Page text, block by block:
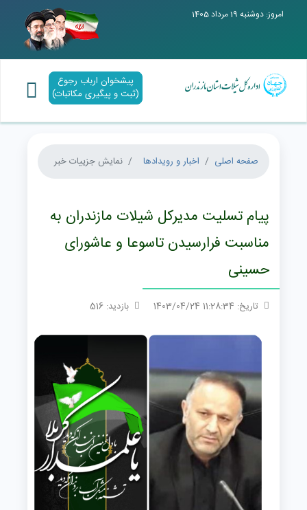
امروز: دوشنبه 19 مرداد 1405
پیشخوان ارباب رجوع
(ثبت و پیگیری مکاتبات)
صفحه اصلی اخبار و رویدادها نمایش جزییات خبر
پیام تسلیت مدیرکل شیلات مازندران به
مناسبت فرارسیدن تاسوعا و عاشورای
حسینی
تاریخ: 11:28:34 1403/04/24 بازدید: 516